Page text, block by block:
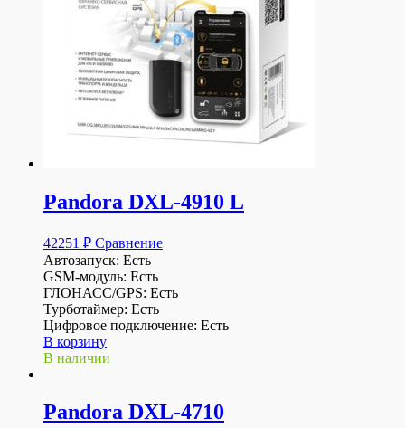
Pandora DXL-4910 L
42251 ₽ Сравнение
Автозапуск: Есть
GSM-модуль: Есть
ГЛОНАСС/GPS: Есть
Турботаймер: Есть
Цифровое подключение: Есть
В корзину
В наличии
Pandora DXL-4710